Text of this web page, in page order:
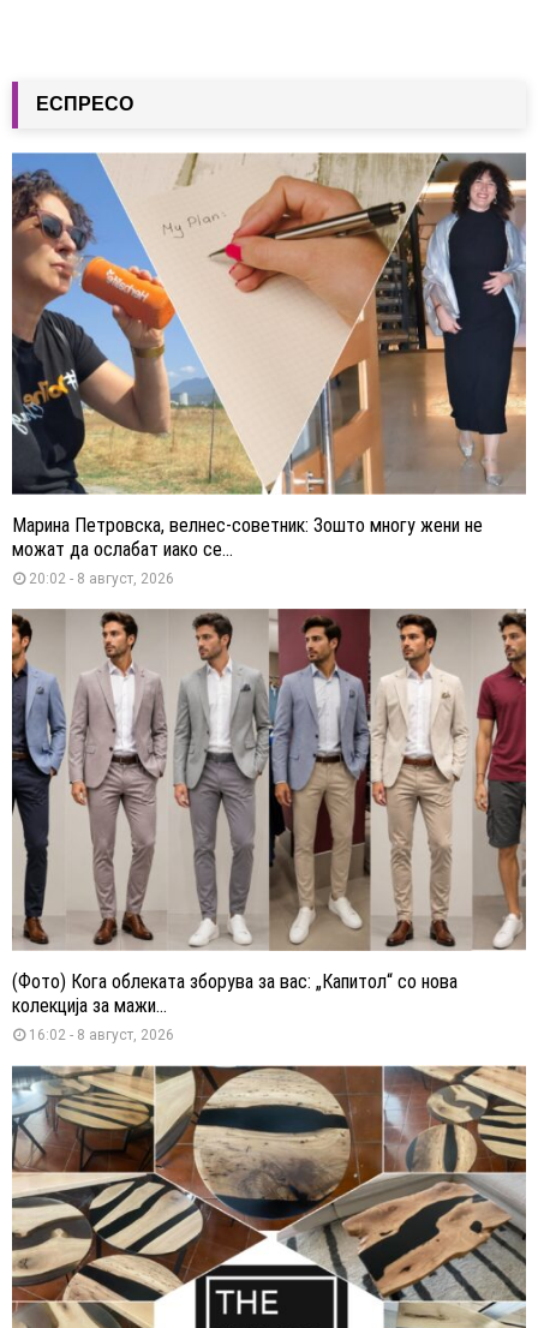
ЕСПРЕСО
Марина Петровска, велнес-советник: Зошто многу жени не
можат да ослабат иако се...
20:02 - 8 август, 2026
(Фото) Кога облеката зборува за вас: „Капитол“ со нова
колекција за мажи...
16:02 - 8 август, 2026